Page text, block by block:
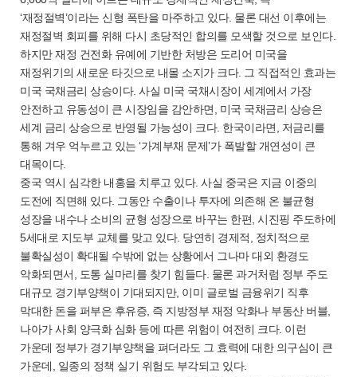
‘재정절벽’이라는 신형 폭탄을 마주하고 있다. 물론 대선 이후에는
재정절벽 회피를 위해 다시 초당적인 합의를 모색할 것으로 보인다.
하지만 재정 건전화 유예에 기반한 처방은 도리어 미국을
재정위기의 새로운 타깃으로 내몰 소지가 크다. 그 직접적인 효과는
미국 국채금리 상승이다. 사실 미국 국채시장이 세계에서 가장
안전하고 유동성이 큰 시장임을 감안하면, 미국 국채금리 상승은
세계 금리 상승으로 반영될 가능성이 크다. 한국이라면, 저금리를
통해 겨우 억누르고 있는 ‘가계부채 문제’가 폭발할 개연성이 큰
대목이다.
중국 역시 심각한 내홍을 치루고 있다. 사실 중국은 지금 이중의
도전에 직면해 있다. 그동안 수출이나 투자에 의존해 온 불균형
성장을 내수나 소비의 균형 성장으로 바꾸는 한편, 시진핑 주도하에
5세대로 지도부 교체를 맞고 있다. 당연히 경제적, 정치적으로
불확실성이 확대될 수밖에 없는 상황에서 그나마 대외 환경도
악화되면서, 도통 실마리를 찾기 힘들다. 물론 과거처럼 정부 주도
대규모 경기부양책이 기대되지만, 이미 글로벌 금융위기 직후
막대한 돈을 퍼부은 후유증, 즉 지방정부 재정 악화나 부동산 버블,
나아가 사회 양극화 심화 등에 따른 위험이 여전히 크다. 이런
가운데 정부가 경기부양책을 펴더라도 그 효력에 대한 의구심이 큰
가운데, 일종의 정책 실기 위험도 부각되고 있다.